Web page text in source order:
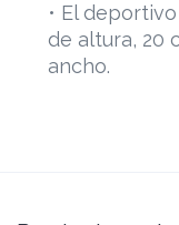
• El
de altura, 20
ancho.